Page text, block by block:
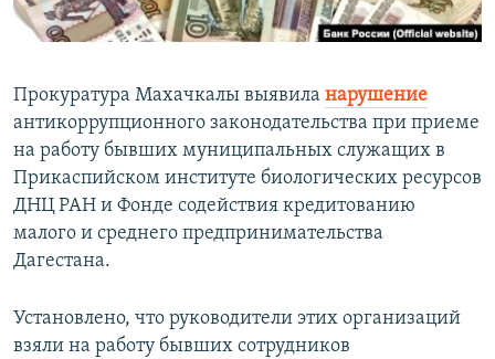
Все сайты РСЕ/РС
Прокуратура Махачкалы выявила нарушение
антикоррупционного законодательства при приеме
на работу бывших муниципальных служащих в
Прикаспийском институте биологических ресурсов
ДНЦ РАН и Фонде содействия кредитованию
малого и среднего предпринимательства
Дагестана.
Установлено, что руководители этих организаций
взяли на работу бывших сотрудников